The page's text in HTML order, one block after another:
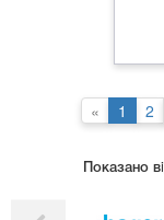
« 1 2
Показано